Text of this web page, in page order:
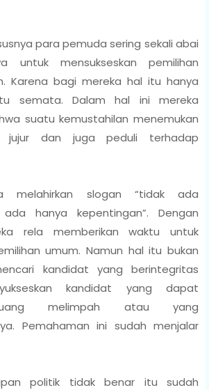
para pemuda sering sekali abai
untuk mensukseskan pemilihan
Karena bagi mereka hal itu hanya
semata. Dalam hal ini mereka
suatu kemustahilan menemukan
jujur dan juga peduli terhadap
melahirkan slogan “tidak ada
hanya kepentingan”. Dengan
rela memberikan waktu untuk
umum. Namun hal itu bukan
kandidat yang berintegritas
kandidat yang dapat
uang melimpah atau yang
Pemahaman ini sudah menjalar
politik tidak benar itu sudah